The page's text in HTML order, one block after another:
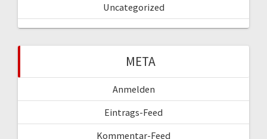
Uncategorized
META
Anmelden
Eintrags-Feed
Kommentar-Feed